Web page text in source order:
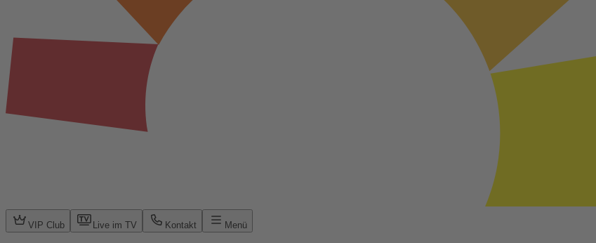
VIP Club Live im TV Kontakt Menü